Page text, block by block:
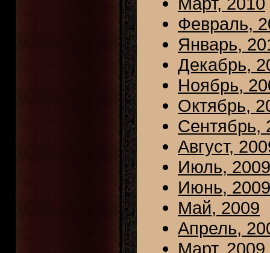
Февраль,
Январь,
Декабрь,
Ноябрь,
Октябрь,
Сентябрь,
Август,
Июль, 2009
Июнь, 2009
Май, 2009
Апрель,
Март, 2009